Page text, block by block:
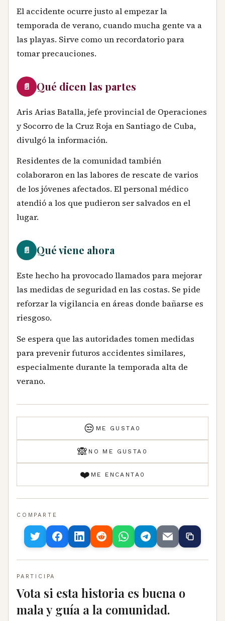
El accidente ocurre justo al empezar la
temporada de verano, cuando mucha gente va a
las playas. Sirve como un recordatorio para
tomar precauciones.
📄 Qué dicen las partes
Aris Arias Batalla, jefe provincial de Operaciones
y Socorro de la Cruz Roja en Santiago de Cuba,
divulgó la información.
Residentes de la comunidad también
colaboraron en las labores de rescate de varios
de los jóvenes afectados. El personal médico
atendió a los que pudieron ser salvados en el
lugar.
📄 Qué viene ahora
Este hecho ha provocado llamados para mejorar
las medidas de seguridad en las costas. Se pide
reforzar la vigilancia en áreas donde bañarse es
riesgoso.
Se espera que las autoridades tomen medidas
para prevenir futuros accidentes similares,
especialmente durante la temporada alta de
verano.
😒 ME GUSTA 0
🙈 NO ME GUSTA 0
❤️ ME ENCANTA 0
COMPARTE
PARTICIPA
Vota si esta historia es buena o
mala y guía a la comunidad.